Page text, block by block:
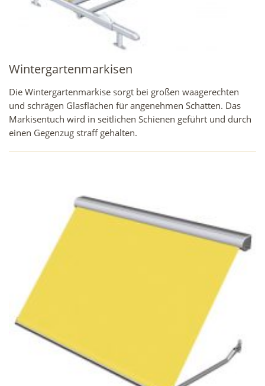
Wintergartenmarkisen
Die Wintergartenmarkise sorgt bei großen waagerechten
und schrägen Glasflächen für angenehmen Schatten. Das
Markisentuch wird in seitlichen Schienen geführt und durch
einen Gegenzug straff gehalten.